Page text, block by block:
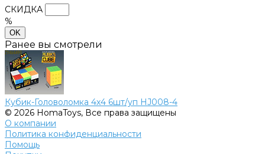
СКИДКА
%
OK
Ранее вы смотрели
Кубик-Головоломка 4х4 6шт/уп HJ008-4
© 2026 HomaToys, Все права защищены
О компании
Политика конфиденциальности
Помощь